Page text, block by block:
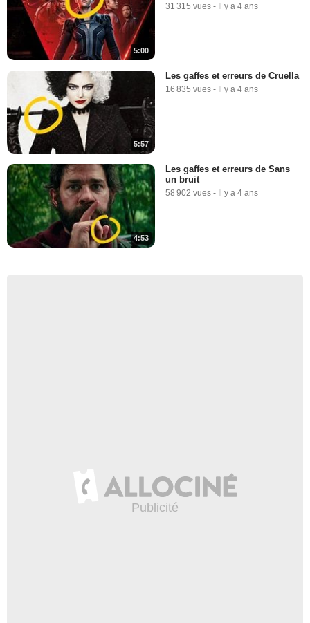
5:00
31 315 vues - Il y a 4 ans
5:57
Les gaffes et erreurs de Cruella
16 835 vues - Il y a 4 ans
4:53
Les gaffes et erreurs de Sans
un bruit
58 902 vues - Il y a 4 ans